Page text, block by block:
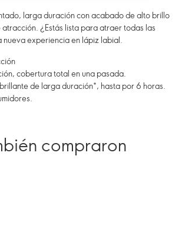
larga duración con acabado de alto brillo
¿Estás lista para atraer todas las
nueva experiencia en lápiz labial.
cobertura total en una pasada.
de larga duración*, hasta por 6 horas.
compraron